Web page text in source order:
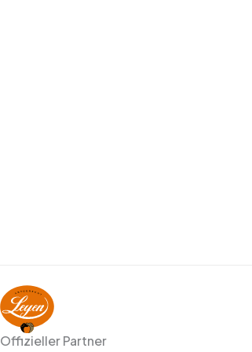
Offizieller Partner